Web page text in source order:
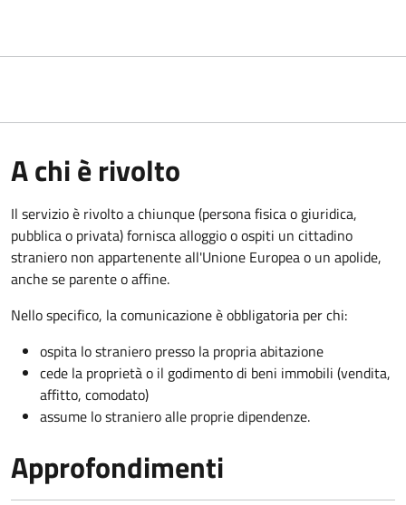
A chi è rivolto
Il servizio è rivolto a chiunque (persona fisica o giuridica,
pubblica o privata) fornisca alloggio o ospiti un cittadino
straniero non appartenente all'Unione Europea o un apolide,
anche se parente o affine.
Nello specifico, la comunicazione è obbligatoria per chi:
ospita lo straniero presso la propria abitazione
cede la proprietà o il godimento di beni immobili (vendita,
affitto, comodato)
assume lo straniero alle proprie dipendenze.
Approfondimenti